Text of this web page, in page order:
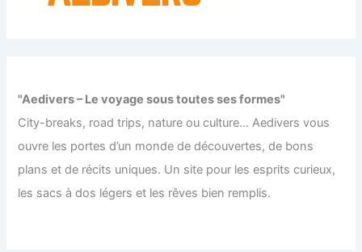
"Aedivers – Le voyage sous toutes ses formes"
City-breaks, road trips, nature ou culture… Aedivers vous
ouvre les portes d’un monde de découvertes, de bons
plans et de récits uniques. Un site pour les esprits curieux,
les sacs à dos légers et les rêves bien remplis.